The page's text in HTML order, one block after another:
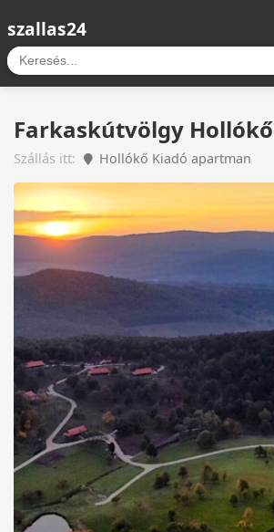
szallas24
Farkaskútvölgy Hollókő
Szállás itt: Hollókő Kiadó apartman